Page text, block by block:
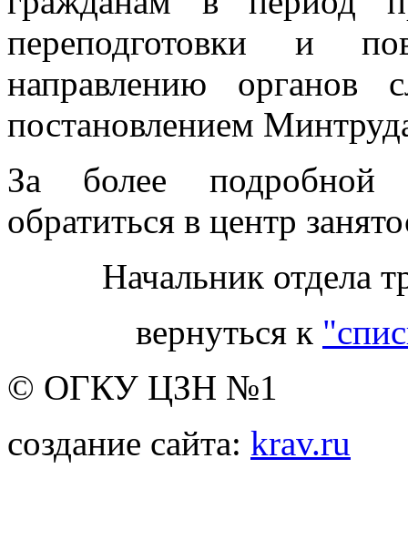
переподготовки и
направлению органов
постановлением
За более подробной
обратиться в центр
Начальник отдела
вернуться к
© ОГКУ ЦЗН №1
создание сайта: krav.ru